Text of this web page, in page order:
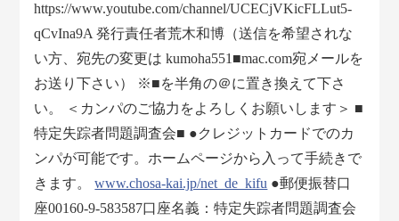
https://www.youtube.com/channel/UCECjVKicFLLut5-
qCvIna9A 発行責任者荒木和博（送信を希望されな
い方、宛先の変更は kumoha551■mac.com宛メールを
お送り下さい） ※■を半角の＠に置き換えて下さ
い。 ＜カンパのご協力をよろしくお願いします＞ ■
特定失踪者問題調査会■ ●クレジットカードでのカ
ンパが可能です。ホームページから入って手続きで
きます。www.chosa-kai.jp/net_de_kifu ●郵便振替口
座00160-9-583587口座名義：特定失踪者問題調査会